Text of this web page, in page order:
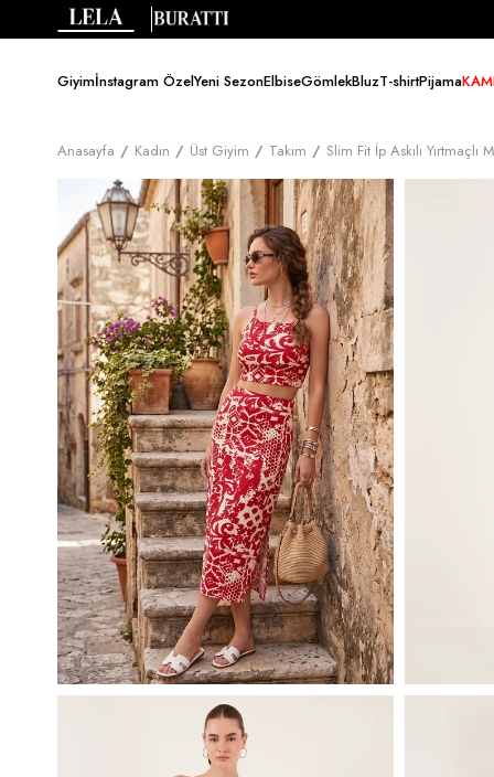
Giyimİnstagram ÖzelYeni SezonElbiseGömlekBluzT-shirtPijama
Anasayfa Kadın Üst Giyim Takım Slim Fit İp Askılı